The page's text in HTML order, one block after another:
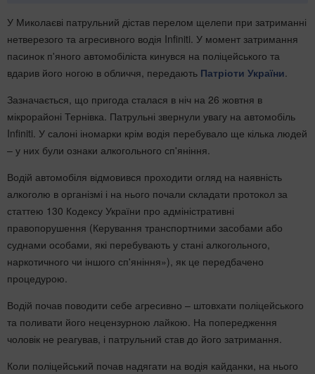
У Миколаєві патрульний дістав перелом щелепи при затриманні
нетверезого та агресивного водія Infiniti. У момент затримання
пасинок п'яного автомобіліста кинувся на поліцейського та
вдарив його ногою в обличчя, передають Патріоти України
Зазначається, що пригода сталася в ніч на 26 жовтня в
мікрорайоні Тернівка. Патрульні звернули увагу на автомобіль
Infiniti. У салоні іномарки крім водія перебувало ще кілька людей
– у них були ознаки алкогольного сп'яніння.
Водій автомобіля відмовився проходити огляд на наявність
алкоголю в організмі і на нього почали складати протокол за
статтею 130 Кодексу України про адміністративні
правопорушення (Керування транспортними засобами або
суднами особами, які перебувають у стані алкогольного,
наркотичного чи іншого сп'яніння»), як це передбачено
процедурою.
Водій почав поводити себе агресивно – штовхати поліцейського
та поливати його нецензурною лайкою. На попередження
чоловік не реагував, і патрульний став до його затримання.
Коли поліцейський почав надягати на водія кайданки, на нього